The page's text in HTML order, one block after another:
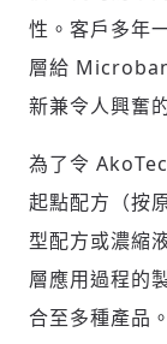
登入或
輸入
性。客戶多年
層給
新兼令人興奮
為了令
起點配方（按
型配方或濃縮
層應用過程的
合至多種產品。